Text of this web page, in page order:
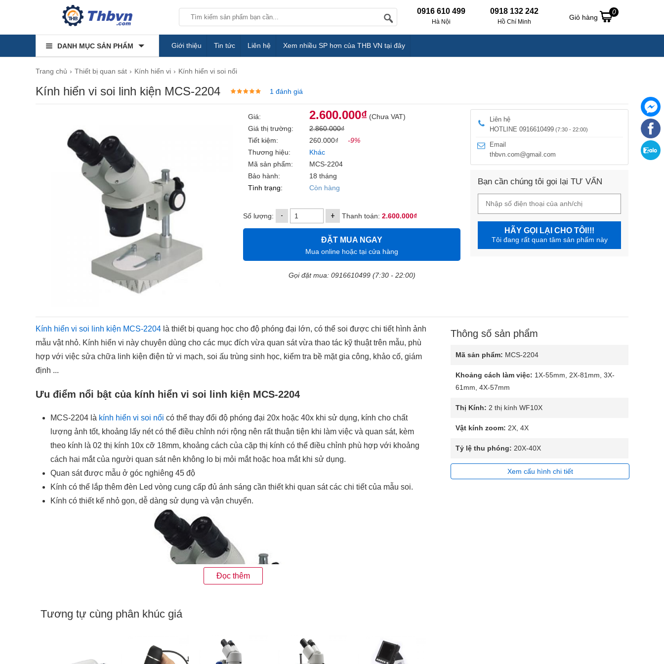
0916 610 499
Hà Nội
0918 132 242
Hồ Chí Minh
Giỏ hàng
0
DANH MỤC SẢN PHẨM Giới thiệu Tin tức Liên hệ Xem nhiều SP hơn của THB VN tại đây
Trang chủ Thiết bị quan sát Kính hiển vi Kính hiển vi soi nổi
Kính hiển vi soi linh kiện MCS-2204 1 đánh giá
Giá: 2.600.000₫ (Chưa VAT)
Giá thị trường:
2.860.000₫
Tiết kiệm:
260.000₫
-9%
Thương hiệu:
Khác
Mã sản phẩm:
MCS-2204
Bảo hành:
18 tháng
Tình trạng:
Còn hàng
Số lượng: - + Thanh toán: 2.600.000₫
ĐẶT MUA NGAY
Mua online hoặc tại cửa hàng
Gọi đặt mua: 0916610499 (7:30 - 22:00)
Liên hệ
HOTLINE 0916610499 (7:30 - 22:00)
Email
thbvn.com@gmail.com
Bạn cần chúng tôi gọi lại TƯ VẤN
HÃY GỌI LẠI CHO TÔI!!!
Tôi đang rất quan tâm sản phẩm này
Kính hiển vi soi linh kiện MCS-2204 là thiết bị quang học cho độ phóng đại lớn, có thể soi được chi tiết hình ảnh
mẫu vật nhỏ. Kính hiển vi này chuyên dùng cho các mục đích vừa quan sát vừa thao tác kỹ thuật trên mẫu, phù
hợp với việc sửa chữa linh kiện điện tử vi mạch, soi ấu trùng sinh học, kiểm tra bề mặt gia công, khảo cố, giám
định ...
Ưu điểm nổi bật của kính hiển vi soi linh kiện MCS-2204
MCS-2204 là kính hiển vi soi nổi có thể thay đổi độ phóng đại 20x hoặc 40x khi sử dụng, kính cho chất
lượng ảnh tốt, khoảng lấy nét có thể điều chỉnh nới rộng nên rất thuận tiện khi làm việc và quan sát, kèm
theo kính là 02 thị kính 10x cỡ 18mm, khoảng cách của cặp thị kính có thể điều chỉnh phù hợp với khoảng
cách hai mắt của người quan sát nên không lo bị mỏi mắt hoặc hoa mắt khi sử dụng.
Quan sát được mẫu ở góc nghiêng 45 độ
Kính có thể lắp thêm đèn Led vòng cung cấp đủ ánh sáng cần thiết khi quan sát các chi tiết của mẫu soi.
Kính có thiết kế nhỏ gọn, dễ dàng sử dụng và vận chuyển.
Đọc thêm
Tương tự cùng phân khúc giá
Thông số sản phẩm
Mã sản phẩm: MCS-2204
Khoảng cách làm việc: 1X-55mm, 2X-81mm, 3X-
61mm, 4X-57mm
Thị Kính: 2 thị kính WF10X
Vật kính zoom: 2X, 4X
Tỷ lệ thu phóng: 20X-40X
Xem cấu hình chi tiết